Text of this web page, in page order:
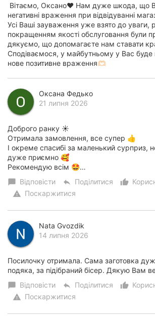
Вітаємо, Оксано❤️ Нам дуже шкода, що
негативні враження при відвідуванні
Усі Ваші зауваження уже взято до уваги,
покращенням якості обслуговання були
дякуємо, що допомагаєте нам ставати
Сподіваємося, у майбутньому у Вас буде
нове позитивне враження🫶🏻
Оксана Федько
21 липня 2026
Доброго ранку ☀️
Отримала замовлення, все супер 👍
І окреме спасибі за маленький сурприз,
дуже приємно 🥰
Рекомендую всім 🤩…
chat_bubble Відповісти reply Поділитися
warning Поскаржитися
Nata Gvozdik
14 липня 2026
Посилочку отримала. Сама заготовка
подяка, за підібраний бісер. Дякую Вам
chat_bubble Відповісти reply Поділитися
warning Поскаржитися